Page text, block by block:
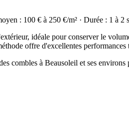
: 100 € à 250 €/m² · Durée : 1 à 2
idéale pour conserver le
offre d'excellentes
combles à Beausoleil et ses